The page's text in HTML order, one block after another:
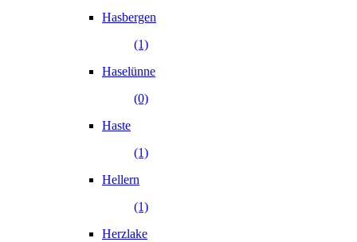
Hasbergen
(1)
Haselünne
(0)
Haste
(1)
Hellern
(1)
Herzlake